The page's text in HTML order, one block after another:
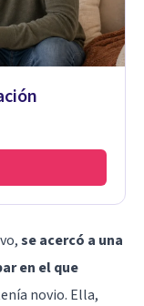
se acercó a una
en el que
novio. Ella,